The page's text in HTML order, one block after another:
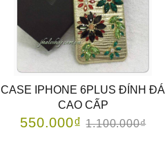
CASE IPHONE 6PLUS ĐÍNH ĐÁ
CAO CẤP
550.000₫1.100.000₫